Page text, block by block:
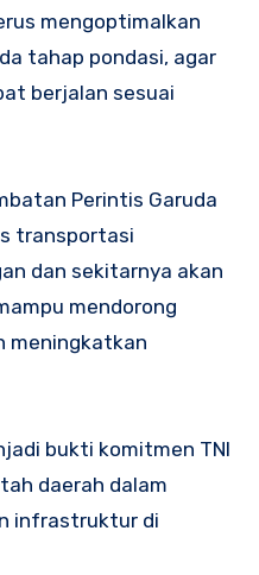
mengoptimalkan
tahap pondasi, agar
berjalan sesuai
Perintis Garuda
transportasi
dan sekitarnya akan
mendorong
meningkatkan
bukti komitmen TNI
daerah dalam
infrastruktur di